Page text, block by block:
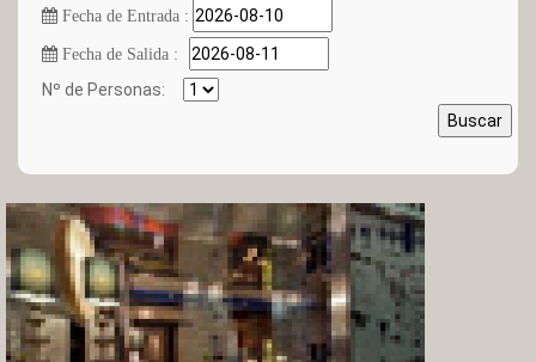
Fecha de Entrada :
Fecha de Salida :
Nº de Personas:
Buscar